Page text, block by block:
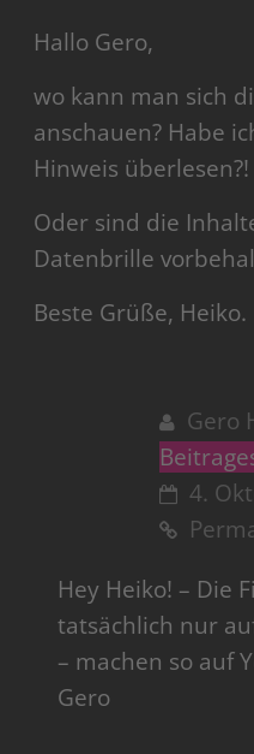
Hallo Gero,
wo kann man sich
anschauen? Habe
Hinweis überlesen?!
Oder sind die
Datenbrille
Beste Grüße, Heiko.
Gero
4.
Hey Heiko! – Die
tatsächlich nur
– machen so auf
Gero